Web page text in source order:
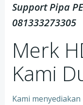
Support Pipa
081333273305
Merk
Kami
Kami